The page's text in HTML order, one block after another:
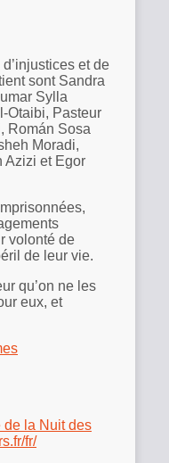
et de
sont Sandra
Sylla
Otaibi, Pasteur
Román Sosa
Moradi,
Azizi et Egor
volonté de
de leur vie.
qu’on ne les
eux, et
de la Nuit des
fr/